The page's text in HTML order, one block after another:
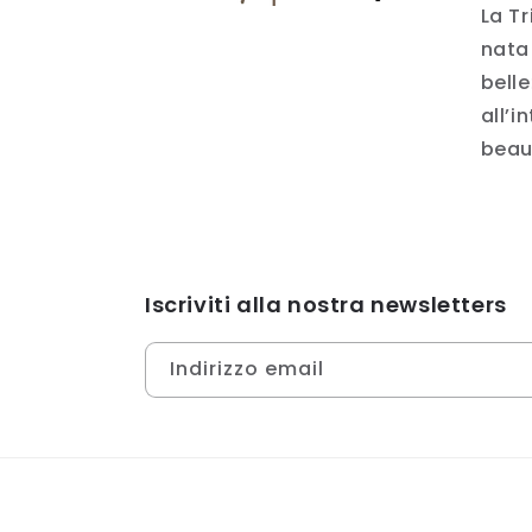
La
Iscriviti alla nostra newsletters
Indirizzo email